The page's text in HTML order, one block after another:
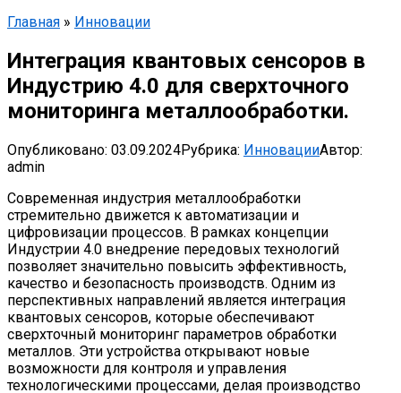
Главная » Инновации
Интеграция квантовых сенсоров в
Индустрию 4.0 для сверхточного
мониторинга металлообработки.
Опубликовано: 03.09.2024Рубрика: ИнновацииАвтор:
admin
Современная индустрия металлообработки
стремительно движется к автоматизации и
цифровизации процессов. В рамках концепции
Индустрии 4.0 внедрение передовых технологий
позволяет значительно повысить эффективность,
качество и безопасность производств. Одним из
перспективных направлений является интеграция
квантовых сенсоров, которые обеспечивают
сверхточный мониторинг параметров обработки
металлов. Эти устройства открывают новые
возможности для контроля и управления
технологическими процессами, делая производство